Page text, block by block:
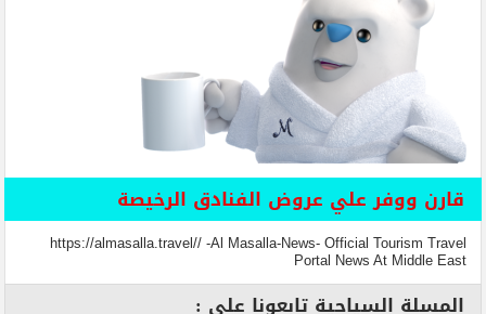
قارن ووفر علي عروض الفنادق الرخيصة
https://almasalla.travel// -Al Masalla-News- Official Tourism Travel
Portal News At Middle East
المسلة السياحية تابعونا علي :